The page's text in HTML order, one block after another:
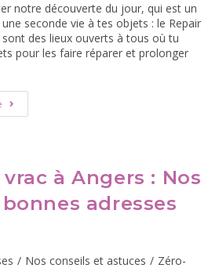
notre découverte du jour, qui est un
seconde vie à tes objets : le Repair
sont des lieux ouverts à tous où tu
pour les faire réparer et prolonger
à Angers : Nos
adresses
/ Nos conseils et astuces / Zéro-